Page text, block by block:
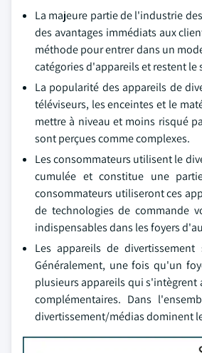
La majeure partie de l'industrie
des avantages immédiats aux
méthode pour entrer dans un
catégories d'appareils et restent
La popularité des appareils de
téléviseurs, les enceintes et le
mettre à niveau et moins risqué
sont perçues comme complexes.
Les consommateurs utilisent le
cumulée et constitue une
consommateurs utiliseront ces
de technologies de commande
indispensables dans les foyers
Les appareils de
Généralement, une fois qu'un
plusieurs appareils qui s'intègrent
complémentaires. Dans
divertissement/médias dominent